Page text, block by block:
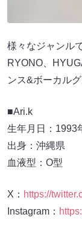
様々なジャンル
RYONO、
ンス&ボーカル
■Ari.k
生年月日：
出身：沖縄県
血液型：O型
X： https://
Instagram：